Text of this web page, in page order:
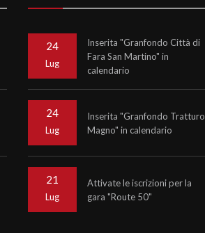
24
Lug
Inserita "Granfondo Città di
Fara San Martino" in
calendario
24
Lug
Inserita "Granfondo Tratturo
Magno" in calendario
21
Lug
Attivate le iscrizioni per la
gara "Route 50"